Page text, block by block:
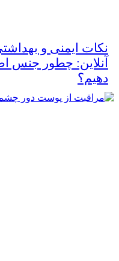
نکات ایمنی و
آنلاین: چطور جنس
دهیم؟